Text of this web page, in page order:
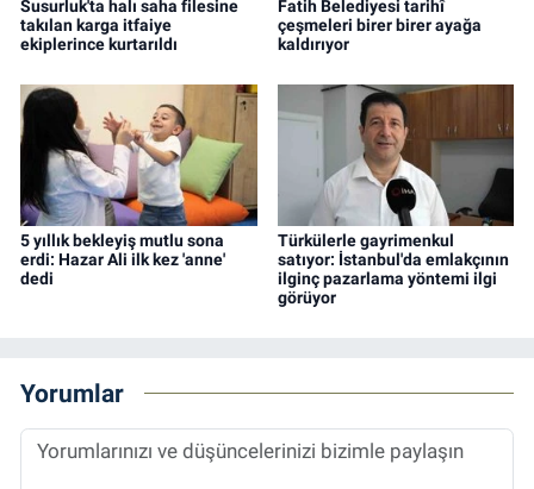
Susurluk'ta halı saha filesine
takılan karga itfaiye
ekiplerince kurtarıldı
Fatih Belediyesi tarihî
çeşmeleri birer birer ayağa
kaldırıyor
5 yıllık bekleyiş mutlu sona
erdi: Hazar Ali ilk kez 'anne'
dedi
Türkülerle gayrimenkul
satıyor: İstanbul'da emlakçının
ilginç pazarlama yöntemi ilgi
görüyor
Yorumlar